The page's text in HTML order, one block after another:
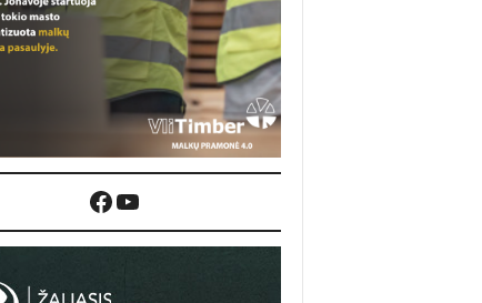
Facebook
YouTube